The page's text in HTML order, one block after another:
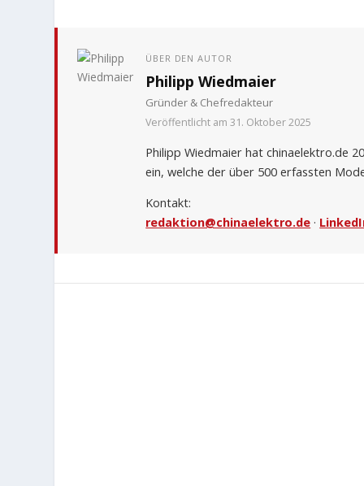
ÜBER DEN AUTOR
Philipp Wiedmaier
Gründer & Chefredakteur
Veröffentlicht am 31. Oktober 2025
Philipp Wiedmaier hat chinaelektro.de
ein, welche der über 500 erfassten
Kontakt:
redaktion@chinaelektro.de ·